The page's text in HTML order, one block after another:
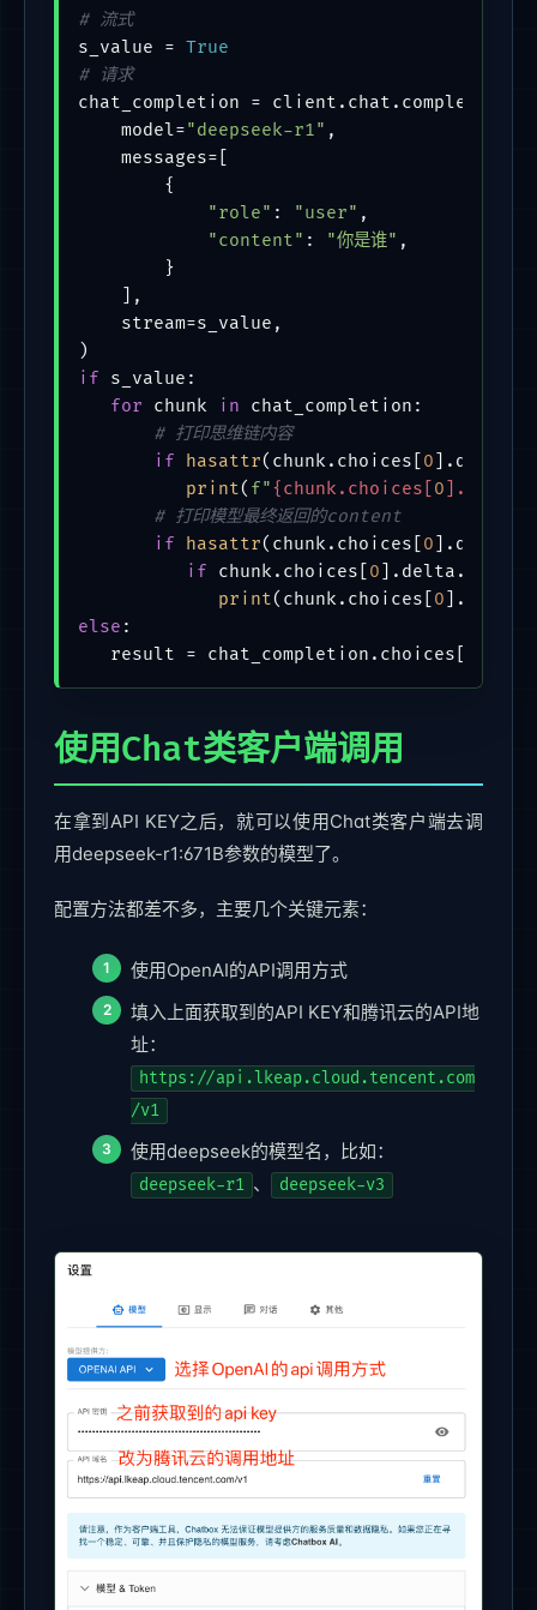
# 流式
s_value = True
# 请求
chat_completion =
    model=
"deepseek-r1" ,
    messages=[
        {
"role" : "user" ,
"content" : "你是谁" ,
        }
    ],
    stream=s_value,
if s_value:
for chunk in chat_completion:
# 打印思维链内容
if
hasattr(chunk.choices[ 0 ].delta,
print( f"{chunk.choices[ 0
# 打印模型最终返回的content
if
hasattr(chunk.choices[ 0 ].delta,
if chunk.choices[ 0
print(chunk.choices[ 0
else :
   result = chat_completion.choices[
使用Chat类客户端调用
在拿到API KEY之后，就可以使用Chat类客户端去调
用deepseek-r1:671B参数的模型了。
配置方法都差不多，主要几个关键元素：
使用OpenAI的API调用方式
填入上面获取到的API KEY和腾讯云的API地
址：
https://api.lkeap.cloud.tencent.com
/v1
使用deepseek的模型名，比如：
deepseek-r1 、 deepseek-v3